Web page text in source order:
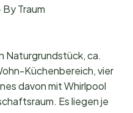
Traum
Naturgrundstück, ca.
Küchenbereich, vier
davon mit Whirlpool
Es liegen je